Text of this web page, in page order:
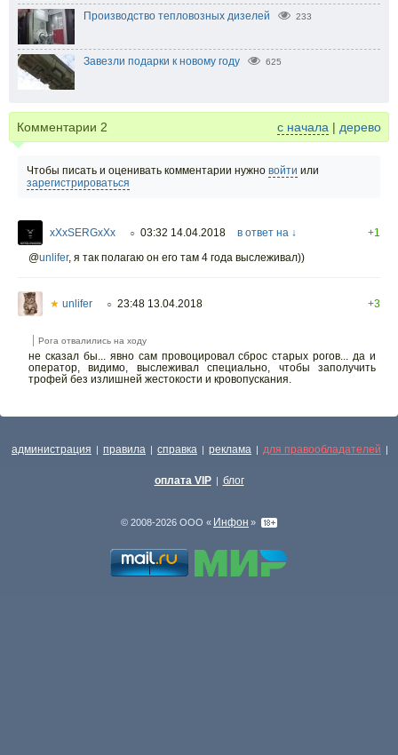
Производство тепловозных дизелей 233
Завезли подарки к новому году 625
Комментарии 2 с начала | дерево
Чтобы писать и оценивать комментарии нужно войти или
зарегистрироваться
xXxSERGxXx ○ 03:32 14.04.2018 в ответ на ↓
+1
@unlifer, я так полагаю он его там 4 года выслеживал))
★ unlifer ○ 23:48 13.04.2018 +3
Рога отвалились на ходу
не сказал бы... явно сам провоцировал сброс старых рогов... да и
оператор, видимо, выслеживал специально, чтобы заполучить
трофей без излишней жестокости и кровопускания.
администрация | правила | справка | реклама | для правообладателей |
оплата VIP | блог
© 2008-2026 ООО « Инфон »